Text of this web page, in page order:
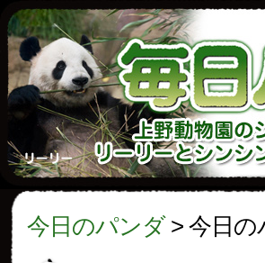
今日のパンダ> 今日の